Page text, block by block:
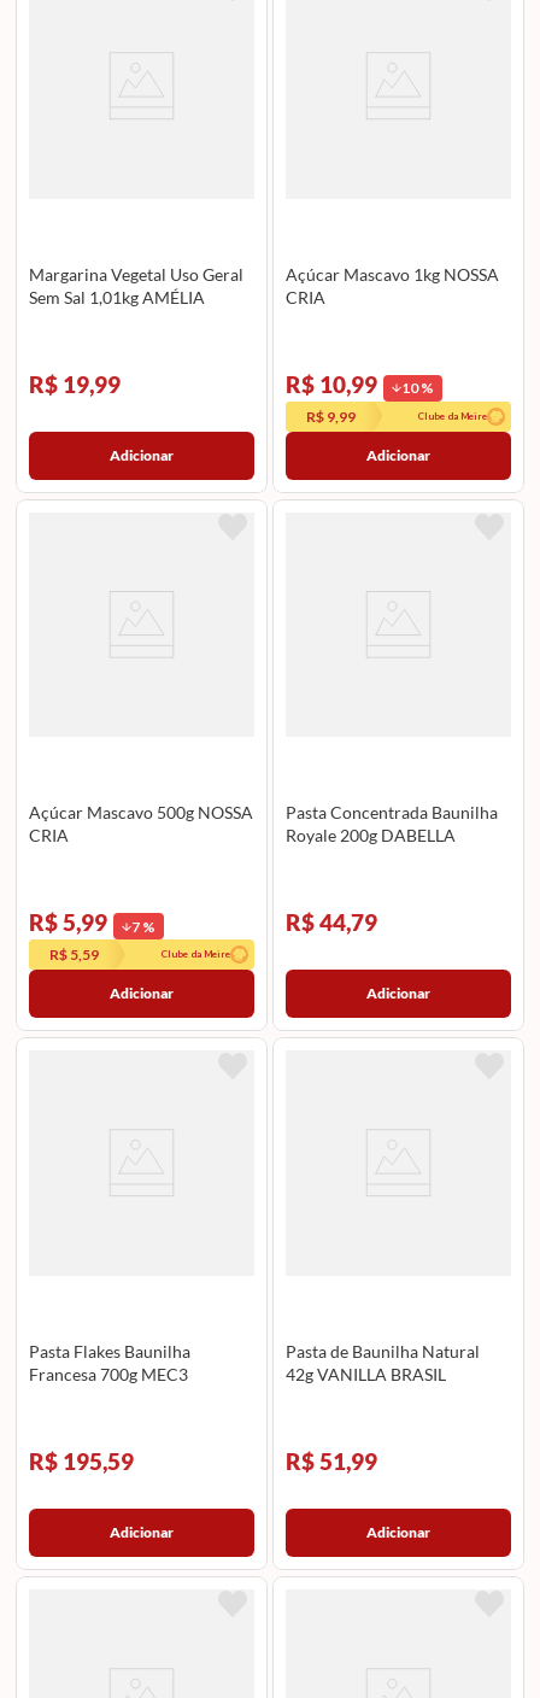
Margarina Vegetal Uso Geral
Sem Sal 1,01kg AMÉLIA
R$ 19,99
Adicionar
Açúcar Mascavo 1kg NOSSA
CRIA
R$ 10,99 10%
R$ 9,99
Clube da Meire
Adicionar
Açúcar Mascavo 500g NOSSA
CRIA
R$ 5,99 7%
R$ 5,59
Clube da Meire
Adicionar
Pasta Concentrada Baunilha
Royale 200g DABELLA
R$ 44,79
Adicionar
Pasta Flakes Baunilha
Francesa 700g MEC3
R$ 195,59
Adicionar
Pasta de Baunilha Natural
42g VANILLA BRASIL
R$ 51,99
Adicionar